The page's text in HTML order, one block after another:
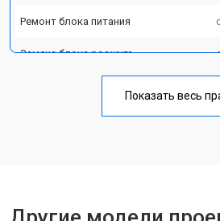
Ремонт блока питания
Замена блока розжига
Показать весь